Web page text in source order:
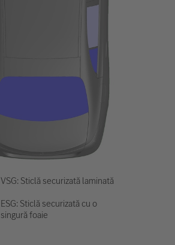
VSG: Sticlă securizată laminată
ESG: Sticlă securizată cu o
singură foaie